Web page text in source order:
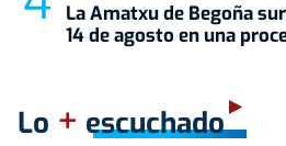
La Amatxu de Begoña
14 de agosto en una
Lo + escuchado